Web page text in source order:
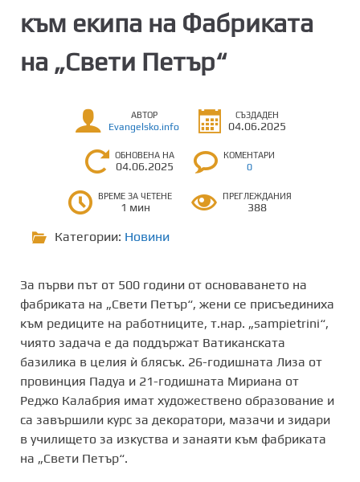
към екипа на Фабриката
на „Свети Петър“
АВТОР
Evangelsko.info
СЪЗДАДЕН
04.06.2025
ОБНОВЕНА НА
04.06.2025
КОМЕНТАРИ
0
ВРЕМЕ ЗА ЧЕТЕНЕ
1 мин
ПРЕГЛЕЖДАНИЯ
388
Категории: Новини
За първи път от 500 години от основаването на
фабриката на „Свети Петър“, жени се присъединиха
към редиците на работниците, т.нар. „sampietrini“,
чиято задача е да поддържат Ватиканската
базилика в целия ѝ блясък. 26-годишната Лиза от
провинция Падуа и 21-годишната Мириана от
Реджо Калабрия имат художествено образование и
са завършили курс за декоратори, мазачи и зидари
в училището за изкуства и занаяти към фабриката
на „Свети Петър“.